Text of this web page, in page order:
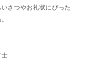
さつやお礼状にぴった